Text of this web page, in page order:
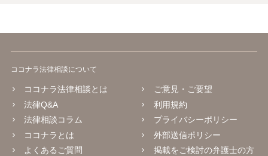
ココナラ法律相談について
ココナラ法律相談とは
法律Q&A
法律相談コラム
ココナラとは
よくあるご質問
ご意見・ご要望
利用規約
プライバシーポリシー
外部送信ポリシー
掲載をご検討の弁護士の方